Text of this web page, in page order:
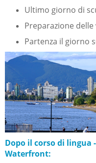
Ultimo giorno di
Preparazione delle
Partenza il giorno
Dopo il corso di lingua
Waterfront: